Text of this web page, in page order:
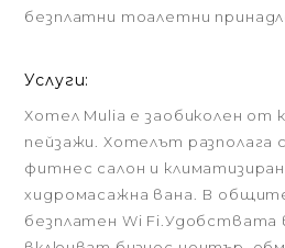
безплатни тоалетни
Услуги:
Хотел Mulia е заобиколен от
пейзажи. Хотелът разполага
фитнес салон и
хидромасажна вана. В
безплатен Wi Fi.Удобствата